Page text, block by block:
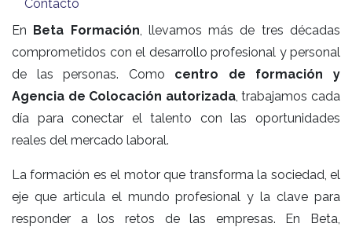
Contacto
En Beta Formación , llevamos más de tres décadas
comprometidos con el desarrollo profesional y personal
de las personas. Como centro de formación y
Agencia de Colocación autorizada, trabajamos cada
día para conectar el talento con las oportunidades
reales del mercado laboral.
La formación es el motor que transforma la sociedad, el
eje que articula el mundo profesional y la clave para
responder a los retos de las empresas. En Beta,